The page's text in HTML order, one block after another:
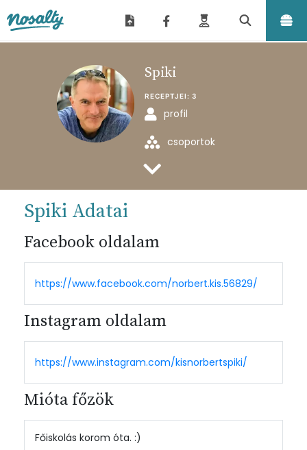
Nosalty
Spiki
RECEPTJEI: 3
profil
csoportok
Spiki Adatai
Facebook oldalam
https://www.facebook.com/norbert.kis.56829/
Instagram oldalam
https://www.instagram.com/kisnorbertspiki/
Mióta főzök
Főiskolás korom óta. :)